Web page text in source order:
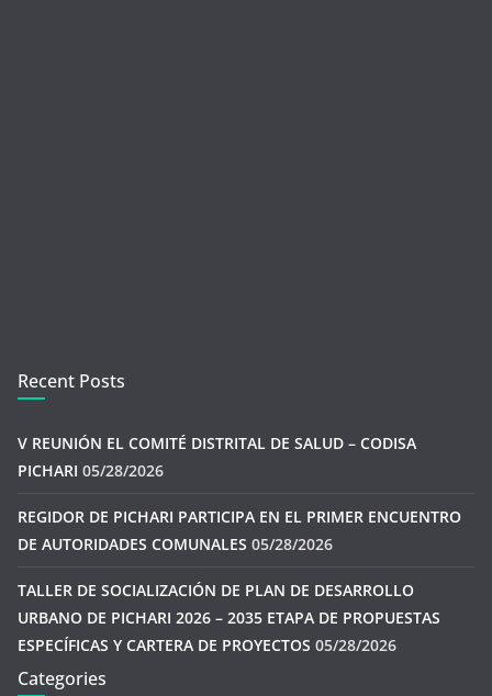
Recent Posts
V REUNIÓN EL COMITÉ DISTRITAL DE SALUD – CODISA
PICHARI 05/28/2026
REGIDOR DE PICHARI PARTICIPA EN EL PRIMER ENCUENTRO
DE AUTORIDADES COMUNALES 05/28/2026
TALLER DE SOCIALIZACIÓN DE PLAN DE DESARROLLO
URBANO DE PICHARI 2026 – 2035 ETAPA DE PROPUESTAS
ESPECÍFICAS Y CARTERA DE PROYECTOS 05/28/2026
Categories